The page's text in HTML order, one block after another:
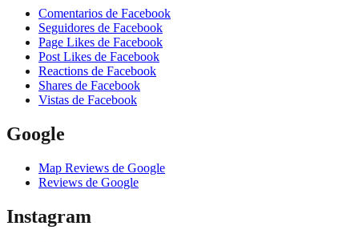
Comentarios de Facebook
Seguidores de Facebook
Page Likes de Facebook
Post Likes de Facebook
Reactions de Facebook
Shares de Facebook
Vistas de Facebook
Google
Map Reviews de Google
Reviews de Google
Instagram